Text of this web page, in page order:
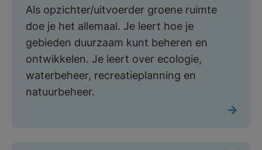
Als opzichter/uitvoerder groene ruimte
doe je het allemaal. Je leert hoe je
gebieden duurzaam kunt beheren en
ontwikkelen. Je leert over ecologie,
waterbeheer, recreatieplanning en
natuurbeheer.